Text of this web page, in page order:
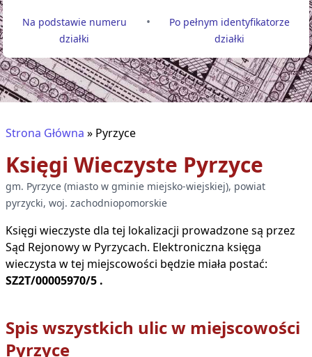
Na podstawie numeru
działki
•
Po pełnym identyfikatorze
działki
Strona Główna » Pyrzyce
Księgi Wieczyste Pyrzyce
gm. Pyrzyce (miasto w gminie miejsko-wiejskiej), powiat
pyrzycki, woj. zachodniopomorskie
Księgi wieczyste dla tej lokalizacji prowadzone są przez
Sąd Rejonowy w Pyrzycach. Elektroniczna księga
wieczysta w tej miejscowości będzie miała postać:
SZ2T/00005970/5 .
Spis wszystkich ulic w miejscowości
Pyrzyce